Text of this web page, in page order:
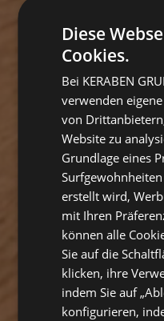
Diese
Cookies.
Bei KERABEN
verwenden
von
Website zu
Grundlage eines
erstellt wird,
mit Ihren
können alle
Sie auf die
klicken, ihre
indem Sie auf
konfigurieren,